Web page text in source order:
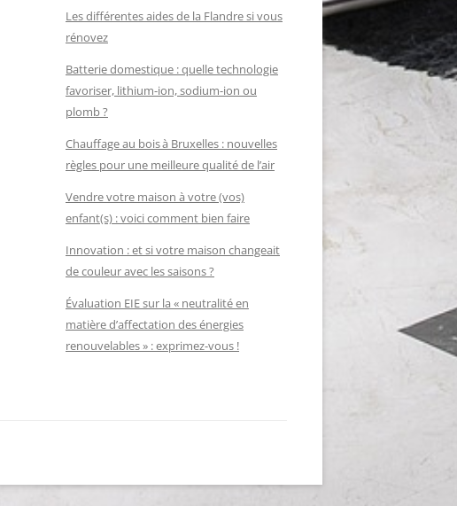
Les différentes aides de la Flandre si vous
rénovez
Batterie domestique : quelle technologie
favoriser, lithium-ion, sodium-ion ou
plomb ?
Chauffage au bois à Bruxelles : nouvelles
règles pour une meilleure qualité de l’air
Vendre votre maison à votre (vos)
enfant(s) : voici comment bien faire
Innovation : et si votre maison changeait
de couleur avec les saisons ?
Évaluation EIE sur la « neutralité en
matière d’affectation des énergies
renouvelables » : exprimez-vous !